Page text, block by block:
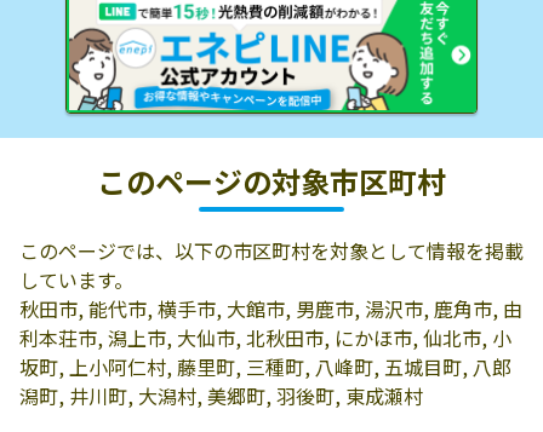
このページの対象市区町村
このページでは、以下の市区町村を対象として情報を掲載
しています。
秋田市, 能代市, 横手市, 大館市, 男鹿市, 湯沢市, 鹿角市, 由
利本荘市, 潟上市, 大仙市, 北秋田市, にかほ市, 仙北市, 小
坂町, 上小阿仁村, 藤里町, 三種町, 八峰町, 五城目町, 八郎
潟町, 井川町, 大潟村, 美郷町, 羽後町, 東成瀬村